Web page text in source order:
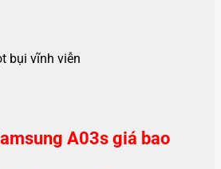
bụi vĩnh viễn
A03s giá bao